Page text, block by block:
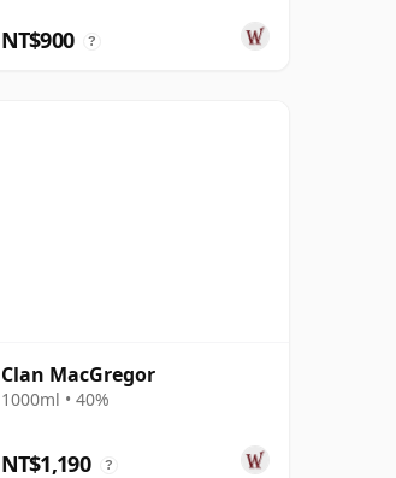
NT$900 ?
Clan MacGregor
1000ml • 40%
NT$1,190 ?